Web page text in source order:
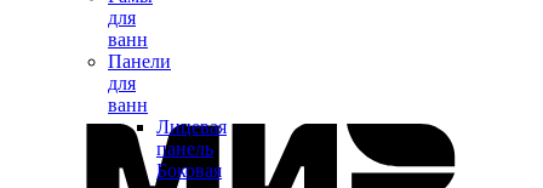
для
ванн
Панели
для
ванн
Лицевая
панель
Боковая